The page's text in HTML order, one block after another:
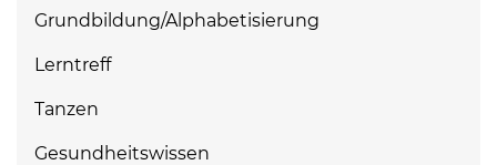
Grundbildung/Alphabetisierung
Lerntreff
Tanzen
Gesundheitswissen